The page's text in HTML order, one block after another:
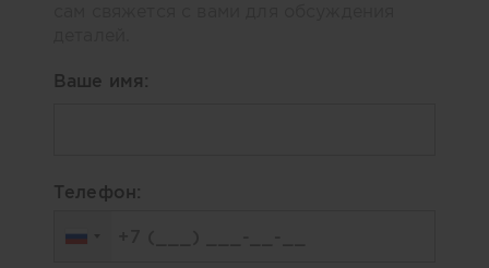
Ваше имя:
Телефон: